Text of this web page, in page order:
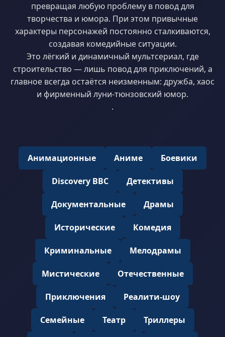
превращая любую проблему в повод для
творчества и юмора. При этом привычные
характеры персонажей постоянно сталкиваются,
создавая комедийные ситуации.
Это лёгкий и динамичный мультсериал, где
строительство — лишь повод для приключений, а
главное всегда остаётся неизменным: дружба, хаос
и фирменный луни-тюнзовский юмор.
.
Анимационные Аниме Боевики
Discovery BBC Детективы
Документальные Драмы
Исторические Комедия
Криминальные Мелодрамы
Мистические Отечественные
Приключения Реалити-шоу
Семейные Театр Триллеры